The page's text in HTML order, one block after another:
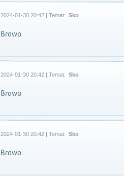
2024-01-30 20:42 | Temat: Sko
Brawo
2024-01-30 20:42 | Temat: Sko
Brawo
2024-01-30 20:42 | Temat: Sko
Brawo